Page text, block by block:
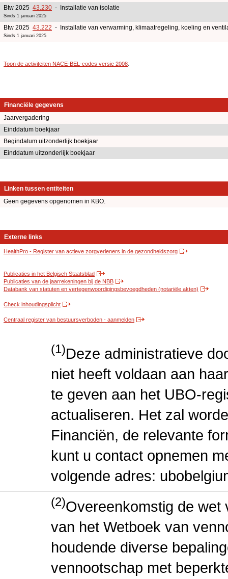
Btw 2025 43.230 - Installatie van isolatie
Sinds 1 januari 2025
Btw 2025 43.222 - Installatie van verwarming, klimaatregeling, koeling en
Sinds 1 januari 2025
Toon de activiteiten NACE-BEL-codes versie 2008
Financiële gegevens
Jaarvergadering
Einddatum boekjaar
Begindatum uitzonderlijk boekjaar
Einddatum uitzonderlijk boekjaar
Linken tussen entiteiten
Geen gegevens opgenomen in KBO.
Externe links
HealthPro - Register van actieve zorgverleners in de gezondheidszorg
Publicaties in het Belgisch Staatsblad
Publicaties van de jaarrekeningen bij de NBB
Databank van statuten en vertegenwoordigingsbevoegdheden (notariële akten)
Check inhoudingsplicht
Centraal register van bestuursverboden - aanmelden
(1)Deze administratieve
niet heeft voldaan aan
te geven aan het UBO-
actualiseren. Het zal
Financiën, de relevante
kunt u contact opnemen
volgende adres:
(2)Overeenkomstig de wet
van het Wetboek van
houdende diverse
vennootschap met